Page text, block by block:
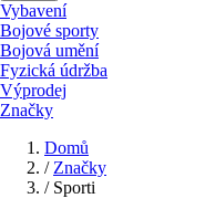
Vybavení
Bojové sporty
Bojová umění
Fyzická údržba
Výprodej
Značky
Domů
/ Značky
/ Sporti